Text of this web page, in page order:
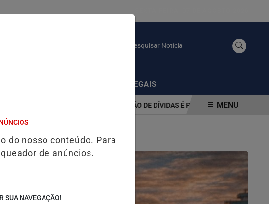
Pesquisar Notícia
PUBLICAÇÕES LEGAIS
PROGRAMA DE RENEGOCIAÇÃO DE DÍVIDAS É PRORROGADO ATÉ 31 DE
MENU
do nosso conteúdo. Para
de anúncios.
SUA NAVEGAÇÃO!